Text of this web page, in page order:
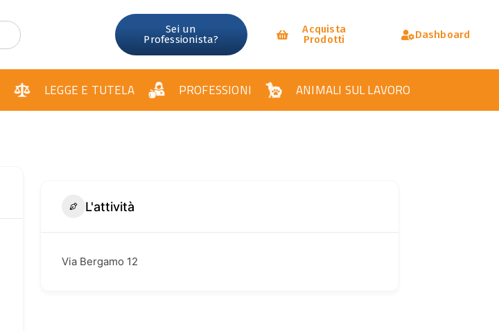
Sei un
Professionista?
Acquista
Prodotti
Dashboard
LEGGE E TUTELA PROFESSIONI ANIMALI SUL LAVORO
L'attività
Via Bergamo 12